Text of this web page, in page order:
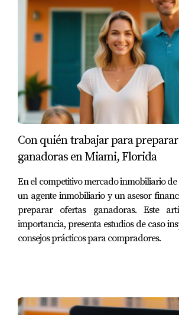
Caso 3: La inversión de María
María es una inversionista
que siempre está en busca de
expandir su portafolio. Utiliza alertas
informada sobre propiedades en áreas
Miami. Recientemente recibió una
edificio multifamiliar a un precio
rápidamente, pudo negociar un trato
otros inversores se dieran cuenta del
aumentado significativamente su
Consejos prácticos para
alertas
Define tus criterios:Sé específico
propiedad que buscas (número
Con quién trabajar para
ganadoras en Miami, Florida
En el competitivo mercado inmobiliario
un agente inmobiliario y un asesor
preparar ofertas ganadoras. Este
importancia, presenta estudios de caso
consejos prácticos para compradores.